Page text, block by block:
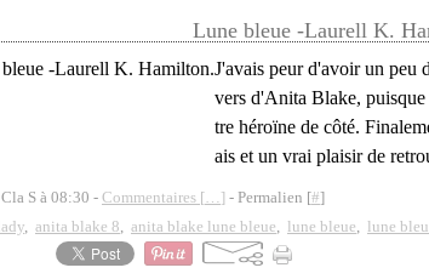
Lune bleue -Laurell K.
J'avais peur d'avoir un peu
vers d'Anita Blake,
tre héroïne de côté.
ais et un vrai plaisir de
S à 08:30 -Commentaires […] - Permalien [#]
, anita blake 8, anita blake lune bleue, lune bleue, lune